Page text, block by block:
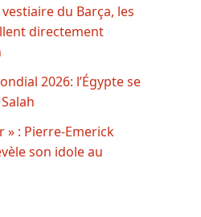
du Barça, les
directement
2026: l’Égypte se
» : Pierre-Emerick
son idole au